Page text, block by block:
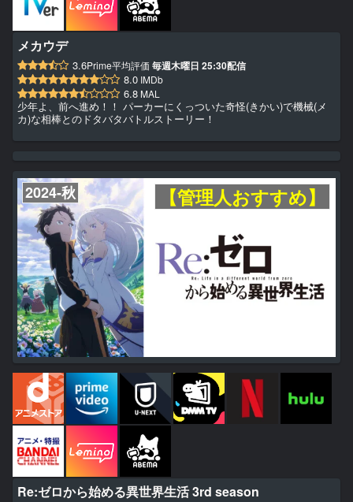
メカウデ
3.6Prime平均評価 毎週木曜日 25:30配信
8.0 IMDb
6.8 MAL
少年よ、前へ進め！！ パーカーにくっついた奇怪(きかい)で機械(メ
カ)な相棒とのドタバタバトルストーリー！
2024-秋 【管理人おすすめ】
Re:ゼロから始める異世界生活 3rd season